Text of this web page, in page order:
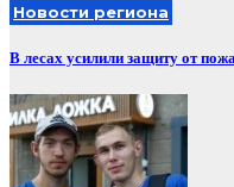
Новости региона
В лесах усилили защиту от